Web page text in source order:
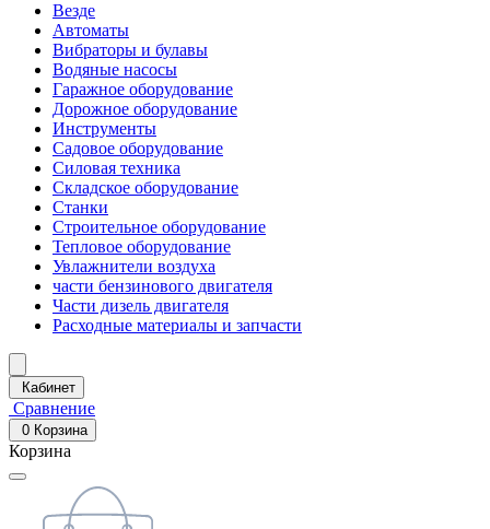
Везде
Автоматы
Вибраторы и булавы
Водяные насосы
Гаражное оборудование
Дорожное оборудование
Инструменты
Садовое оборудование
Силовая техника
Складское оборудование
Станки
Строительное оборудование
Тепловое оборудование
Увлажнители воздуха
части бензинового двигателя
Части дизель двигателя
Расходные материалы и запчасти
Кабинет
Сравнение
0 Корзина
Корзина